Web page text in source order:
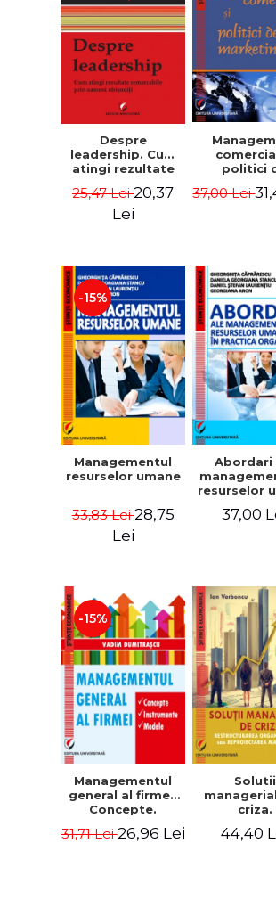
Despre
leadership. Cum
atingi rezultate
oameni obisnuiti
25,47 Lei20,37
Lei
politici
37,00 Lei
-15%
Managementul
resurselor umane
33,83 Lei28,75
Lei
Abordari
resurselor
37,00
-15%
Managementul
general al firmei.
Concepte.
Modele
31,71 Lei26,96 Lei
Solutii
criza.
44,40